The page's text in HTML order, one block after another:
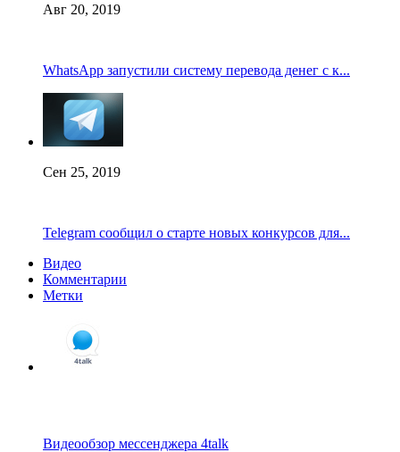
Авг 20, 2019
WhatsApp запустили систему перевода денег с к...
Сен 25, 2019
Telegram сообщил о старте новых конкурсов для...
Видео
Комментарии
Метки
Видеообзор мессенджера 4talk